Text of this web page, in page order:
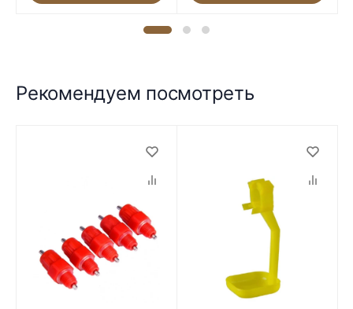
Рекомендуем посмотреть